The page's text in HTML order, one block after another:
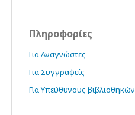
Πληροφορίες
Για Αναγνώστες
Για Συγγραφείς
Για Υπεύθυνους βιβλιοθηκών